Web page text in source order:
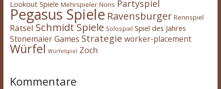
Lookout Spiele Mehrspieler Noris Partyspiel
Pegasus Spiele Ravensburger Rennspiel
Rätsel Schmidt Spiele Solospiel Spiel des Jahres
Stonemaier Games Strategie worker-placement
Würfel Würfelspiel Zoch
Kommentare